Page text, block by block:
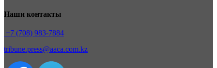
Наши контакты
+7 (708) 983-7884
tribune.press@aaca.com.kz